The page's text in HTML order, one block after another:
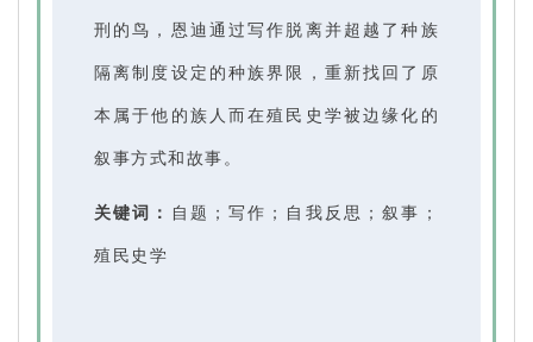
刑的鸟，恩迪通过写作脱离并超越了种族
隔离制度设定的种族界限，重新找回了原
本属于他的族人而在殖民史学被边缘化的
叙事方式和故事。
关键词： 自题；写作；自我反思；叙事；
殖民史学